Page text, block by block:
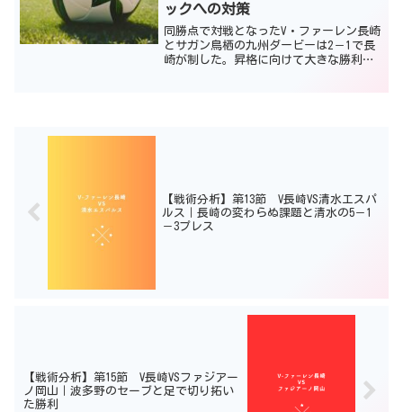
ックへの対策
同勝点で対戦となったV・ファーレン長崎
とサガン鳥栖の九州ダービーは2－1で長
崎が制した。昇格に向けて大きな勝利で
【戦術分析】第13節 V長崎VS清水エスパ
ルス｜長崎の変わらぬ課題と清水の5－1
－3プレス
【戦術分析】第15節 V長崎VSファジアー
ノ岡山｜波多野のセーブと足で切り拓い
た勝利